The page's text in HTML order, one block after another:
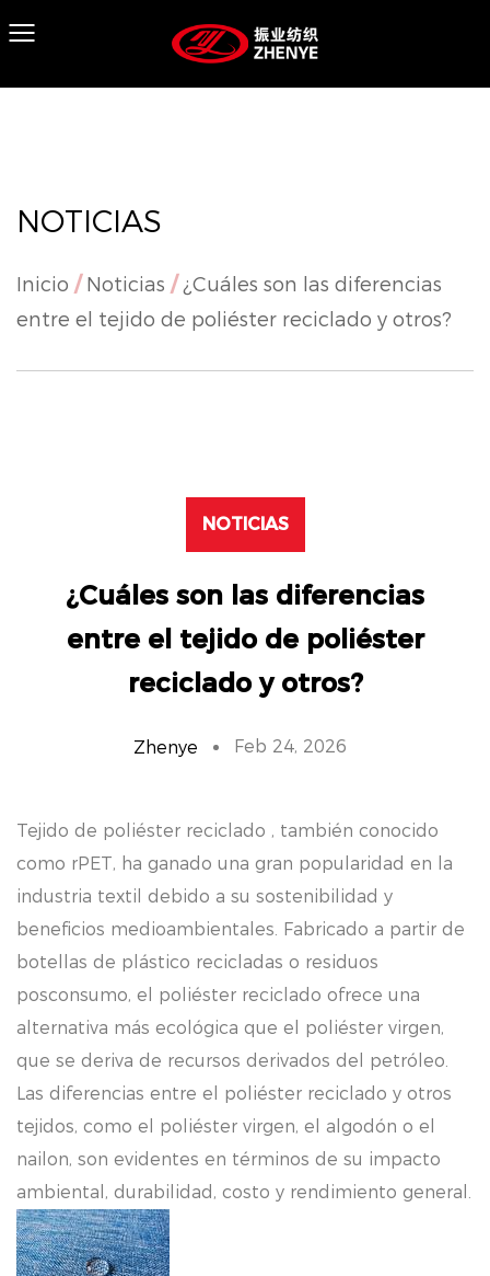
NOTICIAS
Inicio / Noticias /¿Cuáles son las diferencias
entre el tejido de poliéster reciclado y otros?
NOTICIAS
¿Cuáles son las diferencias
entre el tejido de poliéster
reciclado y otros?
Zhenye Feb 24, 2026
Tejido de poliéster reciclado , también conocido
como rPET, ha ganado una gran popularidad en la
industria textil debido a su sostenibilidad y
beneficios medioambientales. Fabricado a partir de
botellas de plástico recicladas o residuos
posconsumo, el poliéster reciclado ofrece una
alternativa más ecológica que el poliéster virgen,
que se deriva de recursos derivados del petróleo.
Las diferencias entre el poliéster reciclado y otros
tejidos, como el poliéster virgen, el algodón o el
nailon, son evidentes en términos de su impacto
ambiental, durabilidad, costo y rendimiento general.